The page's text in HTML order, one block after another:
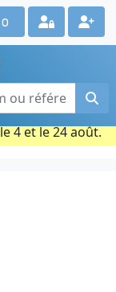
71
par carte
4 et le 24 août.
0